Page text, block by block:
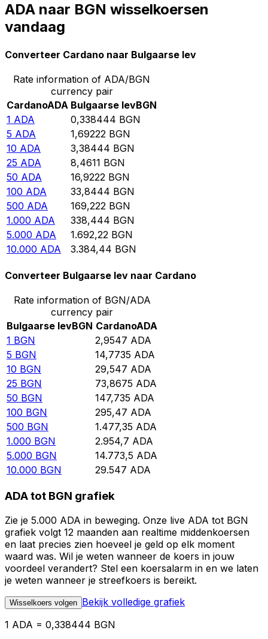
ADA naar BGN wisselkoersen
vandaag
Converteer Cardano naar Bulgaarse lev
Rate information of ADA/BGN
currency pair
CardanoADA Bulgaarse levBGN
1 ADA 0,338444 BGN
5 ADA 1,69222 BGN
10 ADA 3,38444 BGN
25 ADA 8,4611 BGN
50 ADA 16,9222 BGN
100 ADA 33,8444 BGN
500 ADA 169,222 BGN
1.000 ADA 338,444 BGN
5.000 ADA 1.692,22 BGN
10.000 ADA 3.384,44 BGN
Converteer Bulgaarse lev naar Cardano
Rate information of BGN/ADA
currency pair
Bulgaarse levBGN CardanoADA
1 BGN 2,9547 ADA
5 BGN 14,7735 ADA
10 BGN 29,547 ADA
25 BGN 73,8675 ADA
50 BGN 147,735 ADA
100 BGN 295,47 ADA
500 BGN 1.477,35 ADA
1.000 BGN 2.954,7 ADA
5.000 BGN 14.773,5 ADA
10.000 BGN 29.547 ADA
ADA tot BGN grafiek
Zie je 5.000 ADA in beweging. Onze live ADA tot BGN
grafiek volgt 12 maanden aan realtime middenkoersen
en laat precies zien hoeveel je geld op elk moment
waard was. Wil je weten wanneer de koers in jouw
voordeel verandert? Stel een koersalarm in en we laten
je weten wanneer je streefkoers is bereikt.
Wisselkoers volgen Bekijk volledige grafiek
1 ADA = 0,338444 BGN